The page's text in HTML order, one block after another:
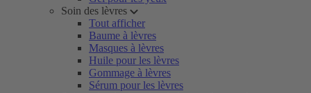
Soin des lèvres
Tout afficher
Baume à lèvres
Masques à lèvres
Huile pour les lèvres
Gommage à lèvres
Sérum pour les lèvres